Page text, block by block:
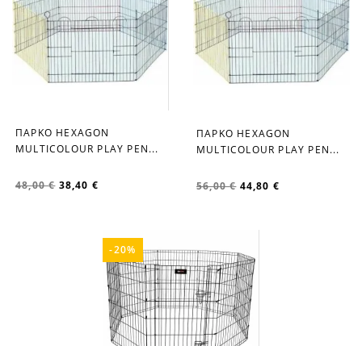
favorite_border
ΠΑΡΚΟ HEXAGON
MULTICOLOUR PLAY PEN...
48,00 € 38,40 €
favorite_border
ΠΑΡΚΟ HEXAGON
MULTICOLOUR PLAY PEN...
56,00 € 44,80 €
-20%